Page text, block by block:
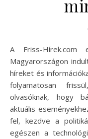
A Friss-Hírek.com egy új hírgyűjtő portál, amely
Magyarországon
híreket és
folyamatosan
olvasóknak, hogy
aktuális
fel, kezdve a
egészen a